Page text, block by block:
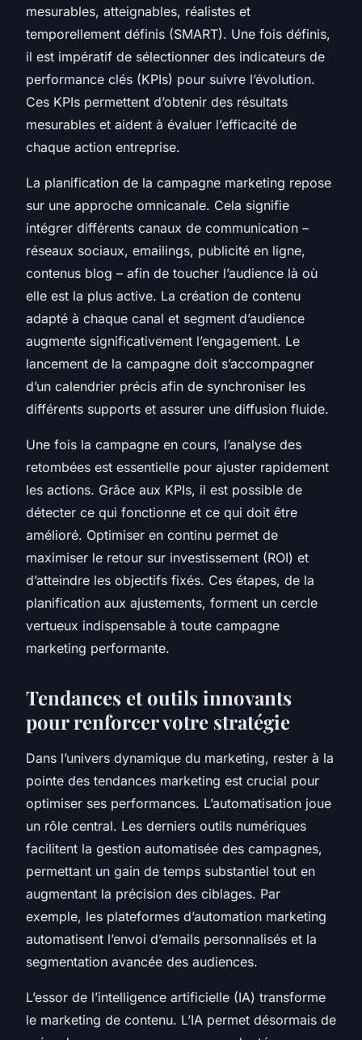
mesurables, atteignables, réalistes et
temporellement définis (SMART). Une fois définis,
il est impératif de sélectionner des indicateurs de
performance clés (KPIs) pour suivre l’évolution.
Ces KPIs permettent d’obtenir des résultats
mesurables et aident à évaluer l’efficacité de
chaque action entreprise.
La planification de la campagne marketing repose
sur une approche omnicanale. Cela signifie
intégrer différents canaux de communication –
réseaux sociaux, emailings, publicité en ligne,
contenus blog – afin de toucher l’audience là où
elle est la plus active. La création de contenu
adapté à chaque canal et segment d’audience
augmente significativement l’engagement. Le
lancement de la campagne doit s’accompagner
d’un calendrier précis afin de synchroniser les
différents supports et assurer une diffusion fluide.
Une fois la campagne en cours, l’analyse des
retombées est essentielle pour ajuster rapidement
les actions. Grâce aux KPIs, il est possible de
détecter ce qui fonctionne et ce qui doit être
amélioré. Optimiser en continu permet de
maximiser le retour sur investissement (ROI) et
d’atteindre les objectifs fixés. Ces étapes, de la
planification aux ajustements, forment un cercle
vertueux indispensable à toute campagne
marketing performante.
Tendances et outils innovants
pour renforcer votre stratégie
Dans l’univers dynamique du marketing, rester à la
pointe des tendances marketing est crucial pour
optimiser ses performances. L’automatisation joue
un rôle central. Les derniers outils numériques
facilitent la gestion automatisée des campagnes,
permettant un gain de temps substantiel tout en
augmentant la précision des ciblages. Par
exemple, les plateformes d’automation marketing
automatisent l’envoi d’emails personnalisés et la
segmentation avancée des audiences.
L’essor de l’intelligence artificielle (IA) transforme
le marketing de contenu. L’IA permet désormais de